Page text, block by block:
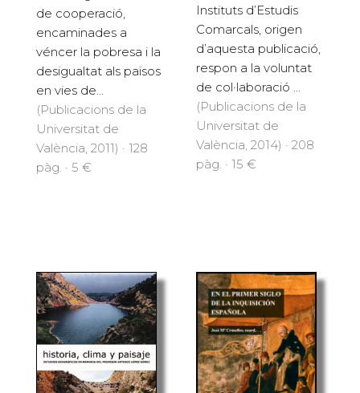
de cooperació,
encaminades a
véncer la pobresa i la
desigualtat als països
en vies de...
(Publicacions de la
Universitat de
València, 2011) · 128
pàg. · 5 €
Instituts d’Estudis
Comarcals, origen
d’aquesta publicació,
respon a la voluntat
de col·laboració ...
(Publicacions de la
Universitat de
València, 2014) · 208
pàg. · 15 €